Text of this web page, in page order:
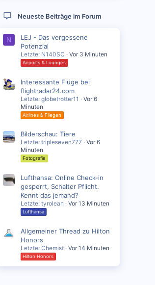
Neueste Beiträge im Forum
N
LEJ - Das vergessene
Potenzial
Letzte: N140SC Vor 3 Minuten
Airports & Lounges
Interessante Flüge bei
flightradar24.com
Letzte: globetrotter11
Vor 6
Minuten
Airlines & Fliegen
Bilderschau: Tiere
Letzte: tripleseven777
Vor 6
Minuten
Fotografie
Lufthansa: Online Check-in
gesperrt, Schalter Pflicht.
Kennt das jemand?
Letzte: tyrolean Vor 13 Minuten
Lufthansa
Allgemeiner Thread zu Hilton
Honors
Letzte: Chemist Vor 14 Minuten
Hilton Honors